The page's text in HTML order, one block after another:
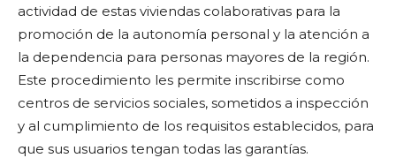
actividad de estas viviendas colaborativas para la
promoción de la autonomía personal y la atención a
la dependencia para personas mayores de la región.
Este procedimiento les permite inscribirse como
centros de servicios sociales, sometidos a inspección
y al cumplimiento de los requisitos establecidos, para
que sus usuarios tengan todas las garantías.